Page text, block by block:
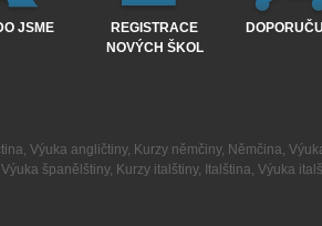
JSME
REGISTRACE
NOVÝCH ŠKOL
, Výuka angličtiny, Kurzy němčiny, Němčina,
Výuka španělštiny, Kurzy italštiny, Italština, Výuka